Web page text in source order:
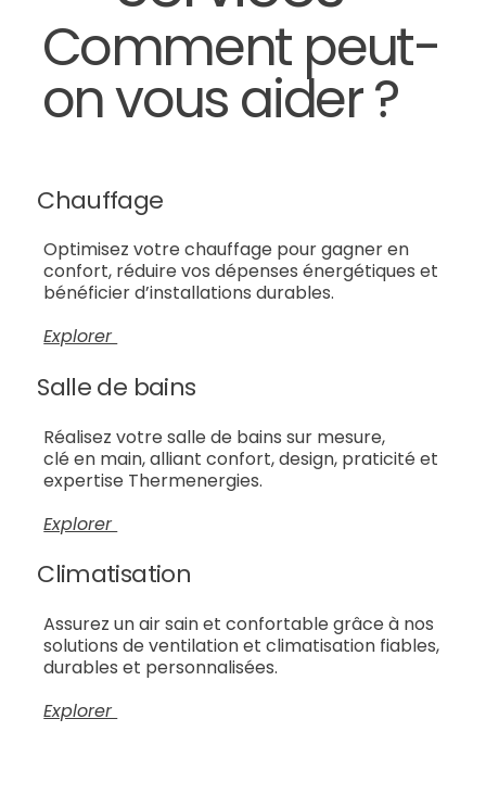
Chauffage
Optimisez votre chauffage pour gagner en
confort, réduire vos dépenses énergétiques et
bénéficier d’installations durables.
Explorer
Salle de bains
Réalisez votre salle de bains sur mesure,
clé en main, alliant confort, design, praticité et
expertise Thermenergies.
Explorer
Climatisation
Assurez un air sain et confortable grâce à nos
solutions de ventilation et climatisation fiables,
durables et personnalisées.
Explorer
Comment peut-
on vous aider ?